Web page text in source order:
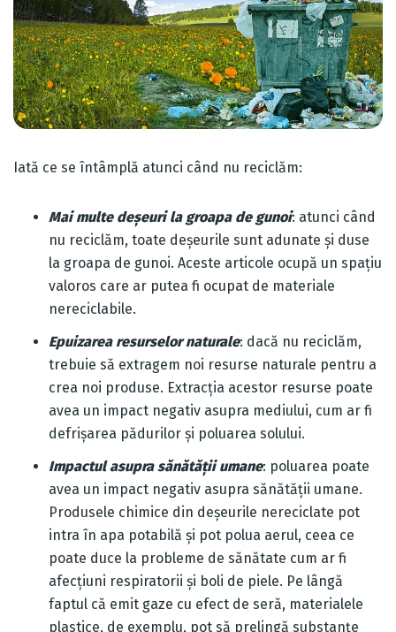
Iată ce se întâmplă atunci când nu reciclăm:
Mai multe deșeuri la groapa de gunoi: atunci când
nu reciclăm, toate deșeurile sunt adunate și duse
la groapa de gunoi. Aceste articole ocupă un spațiu
valoros care ar putea fi ocupat de materiale
nereciclabile.
Epuizarea resurselor naturale: dacă nu reciclăm,
trebuie să extragem noi resurse naturale pentru a
crea noi produse. Extracția acestor resurse poate
avea un impact negativ asupra mediului, cum ar fi
defrișarea pădurilor și poluarea solului.
Impactul asupra sănătății umane: poluarea poate
avea un impact negativ asupra sănătății umane.
Produsele chimice din deșeurile nereciclate pot
intra în apa potabilă și pot polua aerul, ceea ce
poate duce la probleme de sănătate cum ar fi
afecțiuni respiratorii și boli de piele. Pe lângă
faptul că emit gaze cu efect de seră, materialele
plastice, de exemplu, pot să prelingă substanțe